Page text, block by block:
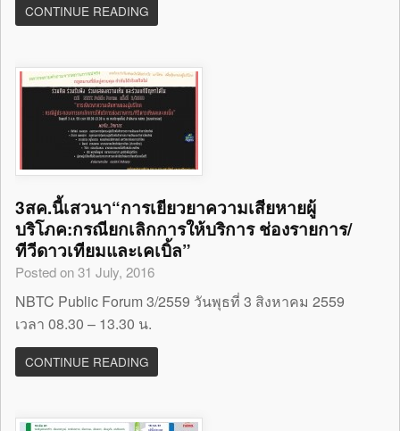
CONTINUE READING
3สค.นี้เสวนา“การเยียวยาความเสียหายผู้
บริโภค:กรณียกเลิกการให้บริการ ช่องรายการ/
ทีวีดาวเทียมและเคเบิ้ล”
Posted on 31 July, 2016
NBTC Public Forum 3/2559 วันพุธที่ 3 สิงหาคม 2559
เวลา 08.30 – 13.30 น.
CONTINUE READING